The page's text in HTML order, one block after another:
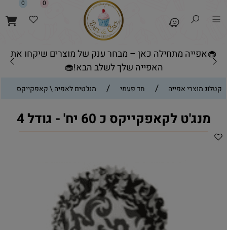
🧁אפייה מתחילה כאן – מבחר ענק של מוצרים שיקחו את
האפייה שלך לשלב הבא!🧁
0 0
קטלוג מוצרי אפייה / חד פעמי / מנג'טים לאפיה \ קאפקייקס
מנג'ט לקאפקייקס כ 60 יח' - גודל 4